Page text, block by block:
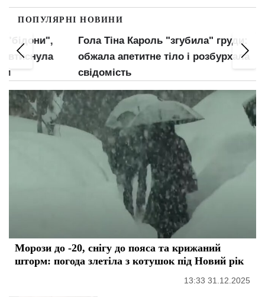
ПОПУЛЯРНІ НОВИНИ
Гола Тіна Кароль "згубила" груди:
обжала апетитне тіло і розбурхала
свідомість
Морози до -20, снігу до пояса та крижаний
шторм: погода злетіла з котушок під Новий рік
13:33 31.12.2025